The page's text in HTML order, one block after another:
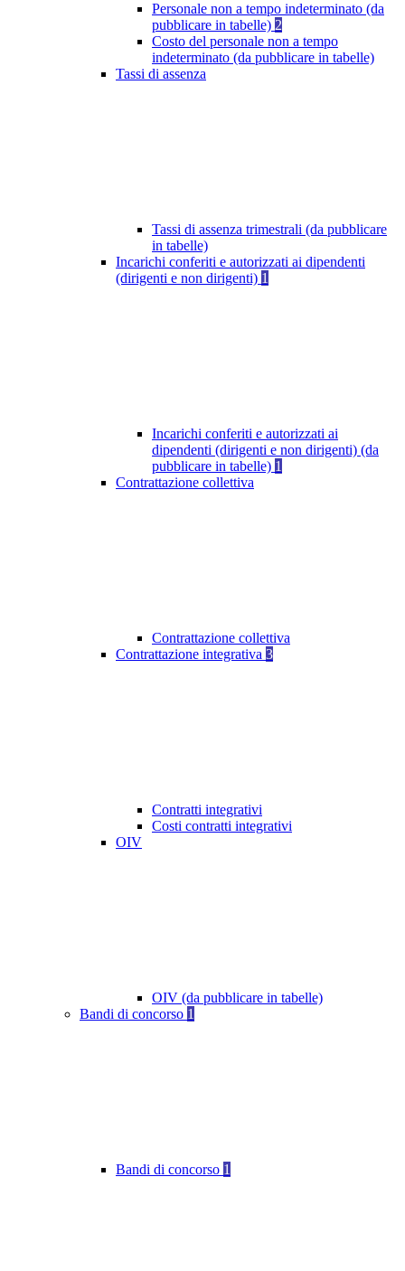
Personale non a tempo indeterminato (da
pubblicare in tabelle) 2
Costo del personale non a tempo
indeterminato (da pubblicare in tabelle)
Tassi di assenza
Tassi di assenza trimestrali (da pubblicare
in tabelle)
Incarichi conferiti e autorizzati ai dipendenti
(dirigenti e non dirigenti) 1
Incarichi conferiti e autorizzati ai
dipendenti (dirigenti e non dirigenti) (da
pubblicare in tabelle) 1
Contrattazione collettiva
Contrattazione collettiva
Contrattazione integrativa 3
Contratti integrativi
Costi contratti integrativi
OIV
OIV (da pubblicare in tabelle)
Bandi di concorso 1
Bandi di concorso 1